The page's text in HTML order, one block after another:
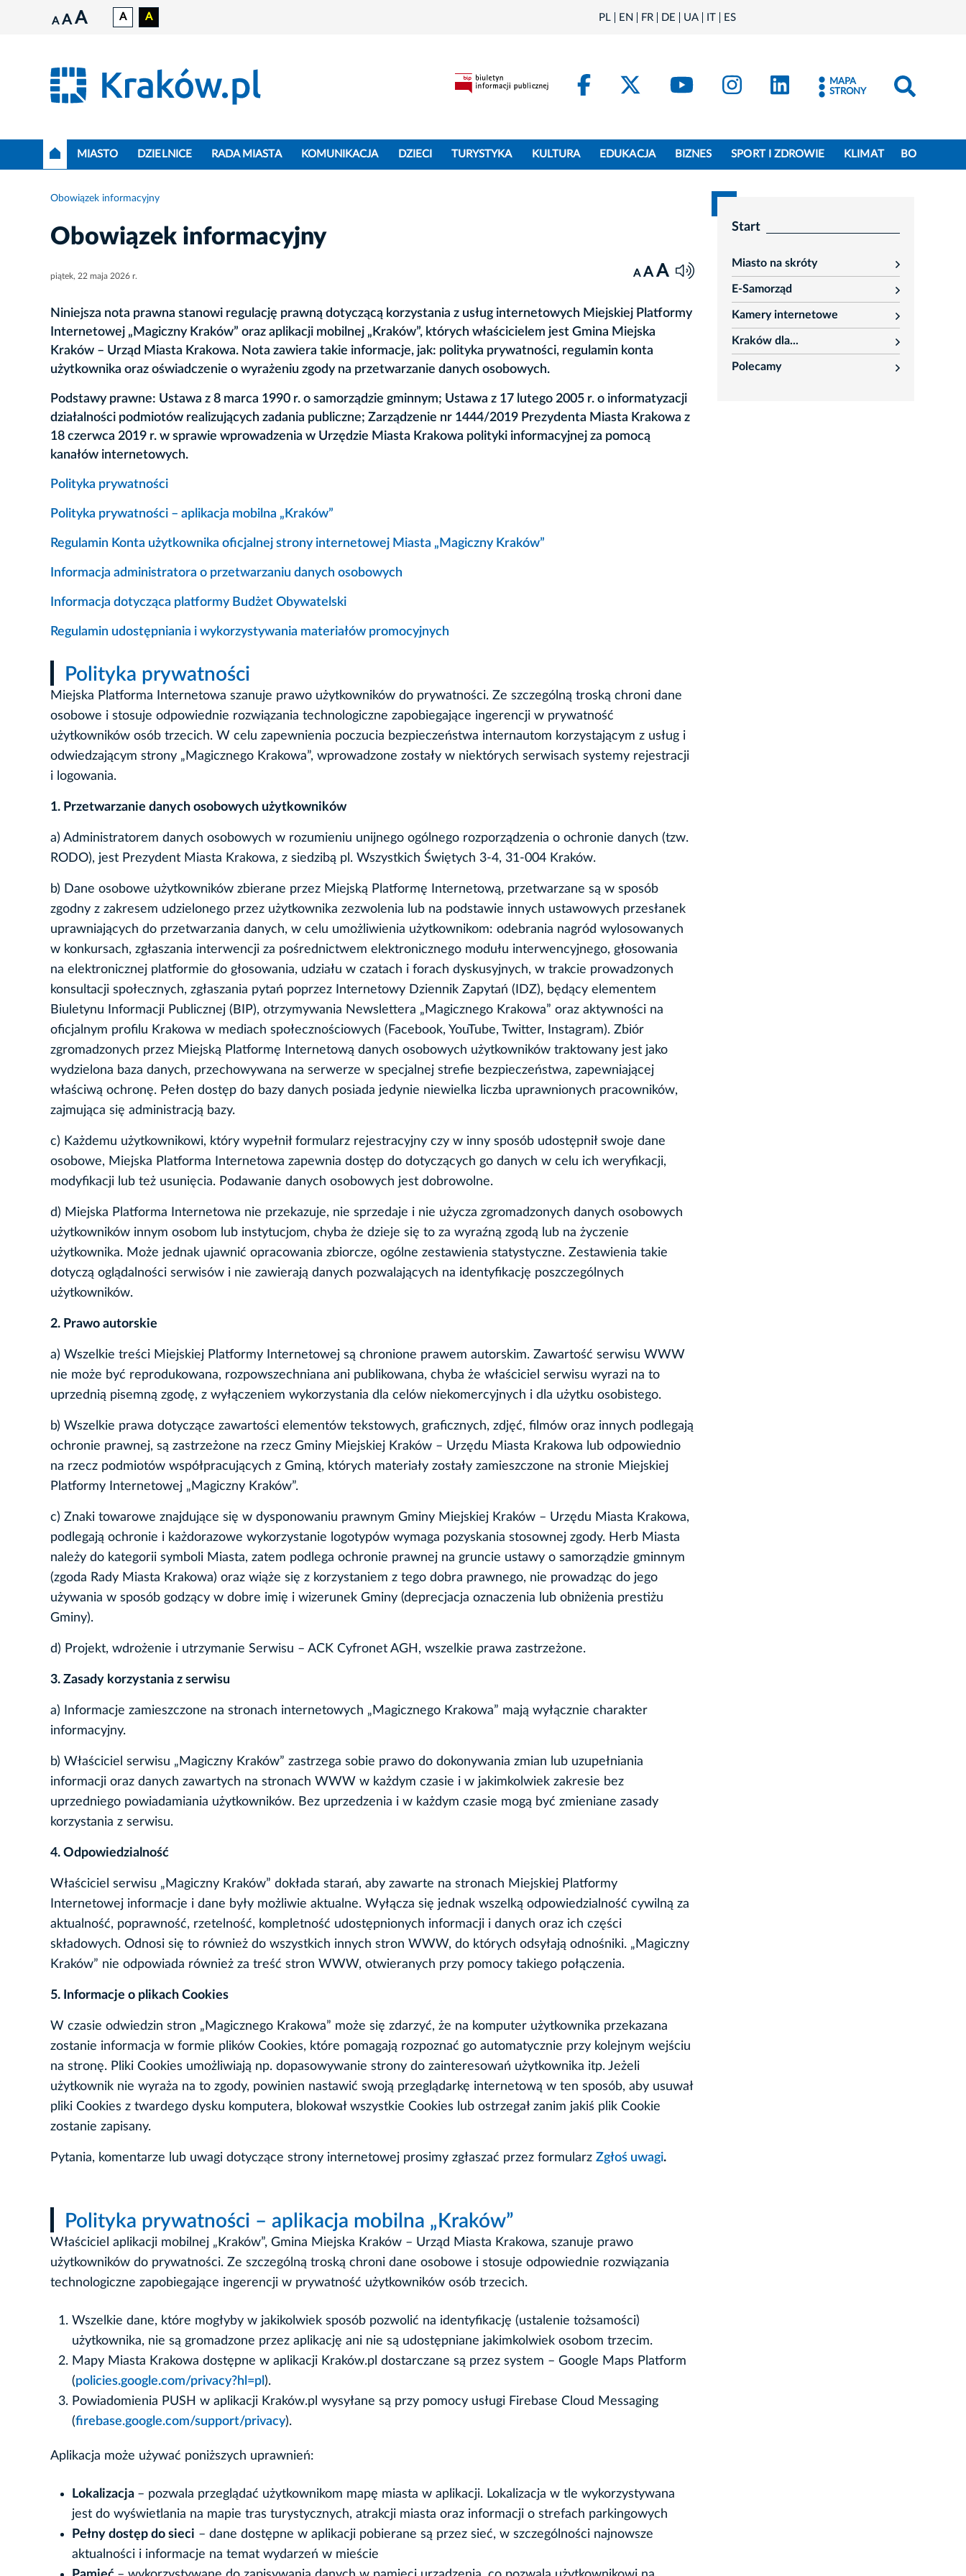
A A A A A PL EN FR DE UA IT ES
FacebookKraków - X
Kraków - YouTube
Kraków - Instagram
Kraków - LinkedIn
MAPA
STRONY
MIASTO DZIELNICE RADA MIASTA KOMUNIKACJA DZIECI TURYSTYKA KULTURA EDUKACJA BIZNES SPORT I ZDROWIE KLIMAT BO
Obowiązek informacyjny
Obowiązek informacyjny
piątek, 22 maja 2026 r. A A A
Niniejsza nota prawna stanowi regulację prawną dotyczącą korzystania z usług internetowych Miejskiej Platformy
Internetowej „Magiczny Kraków” oraz aplikacji mobilnej „Kraków”, których właścicielem jest Gmina Miejska
Kraków – Urząd Miasta Krakowa. Nota zawiera takie informacje, jak: polityka prywatności, regulamin konta
użytkownika oraz oświadczenie o wyrażeniu zgody na przetwarzanie danych osobowych.
Podstawy prawne: Ustawa z 8 marca 1990 r. o samorządzie gminnym; Ustawa z 17 lutego 2005 r. o informatyzacji
działalności podmiotów realizujących zadania publiczne; Zarządzenie nr 1444/2019 Prezydenta Miasta Krakowa z
18 czerwca 2019 r. w sprawie wprowadzenia w Urzędzie Miasta Krakowa polityki informacyjnej za pomocą
kanałów internetowych.
Polityka prywatności
Polityka prywatności – aplikacja mobilna „Kraków”
Regulamin Konta użytkownika oficjalnej strony internetowej Miasta „Magiczny Kraków”
Informacja administratora o przetwarzaniu danych osobowych
Informacja dotycząca platformy Budżet Obywatelski
Regulamin udostępniania i wykorzystywania materiałów promocyjnych
Polityka prywatności
Miejska Platforma Internetowa szanuje prawo użytkowników do prywatności. Ze szczególną troską chroni dane
osobowe i stosuje odpowiednie rozwiązania technologiczne zapobiegające ingerencji w prywatność
użytkowników osób trzecich. W celu zapewnienia poczucia bezpieczeństwa internautom korzystającym z usług i
odwiedzającym strony „Magicznego Krakowa”, wprowadzone zostały w niektórych serwisach systemy rejestracji
i logowania.
1. Przetwarzanie danych osobowych użytkowników
a) Administratorem danych osobowych w rozumieniu unijnego ogólnego rozporządzenia o ochronie danych (tzw.
RODO), jest Prezydent Miasta Krakowa, z siedzibą pl. Wszystkich Świętych 3-4, 31-004 Kraków.
b) Dane osobowe użytkowników zbierane przez Miejską Platformę Internetową, przetwarzane są w sposób
zgodny z zakresem udzielonego przez użytkownika zezwolenia lub na podstawie innych ustawowych przesłanek
uprawniających do przetwarzania danych, w celu umożliwienia użytkownikom: odebrania nagród wylosowanych
w konkursach, zgłaszania interwencji za pośrednictwem elektronicznego modułu interwencyjnego, głosowania
na elektronicznej platformie do głosowania, udziału w czatach i forach dyskusyjnych, w trakcie prowadzonych
konsultacji społecznych, zgłaszania pytań poprzez Internetowy Dziennik Zapytań (IDZ), będący elementem
Biuletynu Informacji Publicznej (BIP), otrzymywania Newslettera „Magicznego Krakowa” oraz aktywności na
oficjalnym profilu Krakowa w mediach społecznościowych (Facebook, YouTube, Twitter, Instagram). Zbiór
zgromadzonych przez Miejską Platformę Internetową danych osobowych użytkowników traktowany jest jako
wydzielona baza danych, przechowywana na serwerze w specjalnej strefie bezpieczeństwa, zapewniającej
właściwą ochronę. Pełen dostęp do bazy danych posiada jedynie niewielka liczba uprawnionych pracowników,
zajmująca się administracją bazy.
c) Każdemu użytkownikowi, który wypełnił formularz rejestracyjny czy w inny sposób udostępnił swoje dane
osobowe, Miejska Platforma Internetowa zapewnia dostęp do dotyczących go danych w celu ich weryfikacji,
modyfikacji lub też usunięcia. Podawanie danych osobowych jest dobrowolne.
d) Miejska Platforma Internetowa nie przekazuje, nie sprzedaje i nie użycza zgromadzonych danych osobowych
użytkowników innym osobom lub instytucjom, chyba że dzieje się to za wyraźną zgodą lub na życzenie
użytkownika. Może jednak ujawnić opracowania zbiorcze, ogólne zestawienia statystyczne. Zestawienia takie
dotyczą oglądalności serwisów i nie zawierają danych pozwalających na identyfikację poszczególnych
użytkowników.
2. Prawo autorskie
a) Wszelkie treści Miejskiej Platformy Internetowej są chronione prawem autorskim. Zawartość serwisu WWW
nie może być reprodukowana, rozpowszechniana ani publikowana, chyba że właściciel serwisu wyrazi na to
uprzednią pisemną zgodę, z wyłączeniem wykorzystania dla celów niekomercyjnych i dla użytku osobistego.
b) Wszelkie prawa dotyczące zawartości elementów tekstowych, graficznych, zdjęć, filmów oraz innych podlegają
ochronie prawnej, są zastrzeżone na rzecz Gminy Miejskiej Kraków – Urzędu Miasta Krakowa lub odpowiednio
na rzecz podmiotów współpracujących z Gminą, których materiały zostały zamieszczone na stronie Miejskiej
Platformy Internetowej „Magiczny Kraków”.
c) Znaki towarowe znajdujące się w dysponowaniu prawnym Gminy Miejskiej Kraków – Urzędu Miasta Krakowa,
podlegają ochronie i każdorazowe wykorzystanie logotypów wymaga pozyskania stosownej zgody. Herb Miasta
należy do kategorii symboli Miasta, zatem podlega ochronie prawnej na gruncie ustawy o samorządzie gminnym
(zgoda Rady Miasta Krakowa) oraz wiąże się z korzystaniem z tego dobra prawnego, nie prowadząc do jego
używania w sposób godzący w dobre imię i wizerunek Gminy (deprecjacja oznaczenia lub obniżenia prestiżu
Gminy).
d) Projekt, wdrożenie i utrzymanie Serwisu – ACK Cyfronet AGH, wszelkie prawa zastrzeżone.
3. Zasady korzystania z serwisu
a) Informacje zamieszczone na stronach internetowych „Magicznego Krakowa” mają wyłącznie charakter
informacyjny.
b) Właściciel serwisu „Magiczny Kraków” zastrzega sobie prawo do dokonywania zmian lub uzupełniania
informacji oraz danych zawartych na stronach WWW w każdym czasie i w jakimkolwiek zakresie bez
uprzedniego powiadamiania użytkowników. Bez uprzedzenia i w każdym czasie mogą być zmieniane zasady
korzystania z serwisu.
4. Odpowiedzialność
Właściciel serwisu „Magiczny Kraków” dokłada starań, aby zawarte na stronach Miejskiej Platformy
Internetowej informacje i dane były możliwie aktualne. Wyłącza się jednak wszelką odpowiedzialność cywilną za
aktualność, poprawność, rzetelność, kompletność udostępnionych informacji i danych oraz ich części
składowych. Odnosi się to również do wszystkich innych stron WWW, do których odsyłają odnośniki. „Magiczny
Kraków” nie odpowiada również za treść stron WWW, otwieranych przy pomocy takiego połączenia.
5. Informacje o plikach Cookies
W czasie odwiedzin stron „Magicznego Krakowa” może się zdarzyć, że na komputer użytkownika przekazana
zostanie informacja w formie plików Cookies, które pomagają rozpoznać go automatycznie przy kolejnym wejściu
na stronę. Pliki Cookies umożliwiają np. dopasowywanie strony do zainteresowań użytkownika itp. Jeżeli
użytkownik nie wyraża na to zgody, powinien nastawić swoją przeglądarkę internetową w ten sposób, aby usuwał
pliki Cookies z twardego dysku komputera, blokował wszystkie Cookies lub ostrzegał zanim jakiś plik Cookie
zostanie zapisany.
Pytania, komentarze lub uwagi dotyczące strony internetowej prosimy zgłaszać przez formularz Zgłoś uwagi.
Polityka prywatności – aplikacja mobilna „Kraków”
Właściciel aplikacji mobilnej „Kraków”, Gmina Miejska Kraków – Urząd Miasta Krakowa, szanuje prawo
użytkowników do prywatności. Ze szczególną troską chroni dane osobowe i stosuje odpowiednie rozwiązania
technologiczne zapobiegające ingerencji w prywatność użytkowników osób trzecich.
Wszelkie dane, które mogłyby w jakikolwiek sposób pozwolić na identyfikację (ustalenie tożsamości)
użytkownika, nie są gromadzone przez aplikację ani nie są udostępniane jakimkolwiek osobom trzecim.
Mapy Miasta Krakowa dostępne w aplikacji Kraków.pl dostarczane są przez system – Google Maps Platform
(policies.google.com/privacy?hl=pl ).
Powiadomienia PUSH w aplikacji Kraków.pl wysyłane są przy pomocy usługi Firebase Cloud Messaging
(firebase.google.com/support/privacy).
Aplikacja może używać poniższych uprawnień:
Lokalizacja – pozwala przeglądać użytkownikom mapę miasta w aplikacji. Lokalizacja w tle wykorzystywana
jest do wyświetlania na mapie tras turystycznych, atrakcji miasta oraz informacji o strefach parkingowych
Pełny dostęp do sieci – dane dostępne w aplikacji pobierane są przez sieć, w szczególności najnowsze
aktualności i informacje na temat wydarzeń w mieście
Start
Miasto na skróty
rozwiń
E-Samorząd
rozwiń
Kamery internetowe
rozwiń
Kraków dla...
rozwiń
Polecamy
rozwiń